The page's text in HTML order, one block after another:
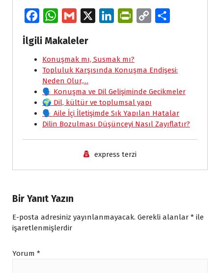
c
e
b
o
o
k
W
a
t
s
A
p
p
a
i
l
k
e
d
I
n
n
t
F
r
i
L
i
n
k
e
İlgili Makaleler
Konuşmak mı, Susmak mı?
Topluluk Karşısında Konuşma Endişesi:
Neden Olur,…
🗣️ Konuşma ve Dil Gelişiminde Gecikmeler
🌍 Dil, kültür ve toplumsal yapı
🗣️ Aile İçi İletişimde Sık Yapılan Hatalar
Dilin Bozulması Düşünceyi Nasıl Zayıflatır?
express terzi
Bir Yanıt Yazın
E-posta adresiniz yayınlanmayacak. Gerekli alanlar * ile
işaretlenmişlerdir
Yorum *